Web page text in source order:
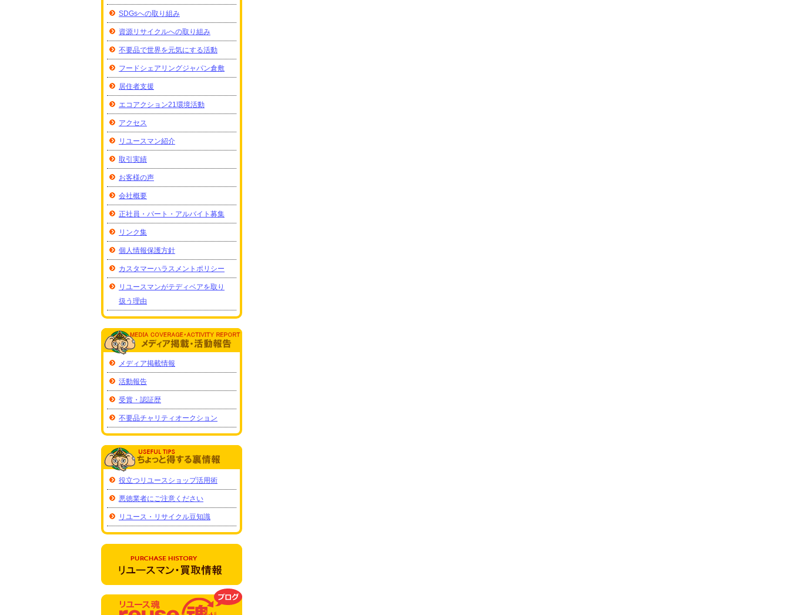
SDGsへの取り組み
資源リサイクルへの取り組み
不要品で世界を元気にする活動
フードシェアリングジャパン倉敷
居住者支援
エコアクション21環境活動
アクセス
リユースマン紹介
取引実績
お客様の声
会社概要
正社員・パート・アルバイト募集
リンク集
個人情報保護方針
カスタマーハラスメントポリシー
リユースマンがテディベアを取り
扱う理由
メディア掲載情報
活動報告
受賞・認証歴
不要品チャリティオークション
役立つリユースショップ活用術
悪徳業者にご注意ください
リユース・リサイクル豆知識